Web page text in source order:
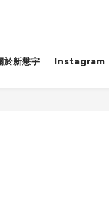
於新懋宇 Instagram